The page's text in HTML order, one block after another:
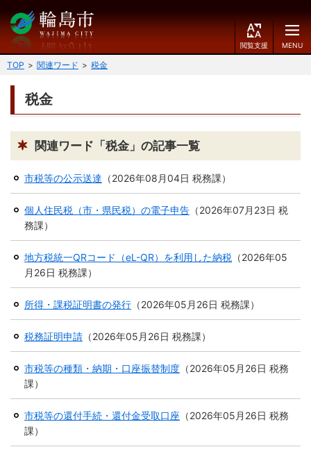
閲
覧
E
黒
青
ふりがなをつける
言語を変更する
E
g
l
s
简
体
中
文
繁
体
中
文
국
어
くらしのガイド
届出・登録・証明 保険・年金・介護
福祉 健康・予防
住宅・インフラ
消費生活 輪島市ケーブルテレビ
移住・定住
事業者の方へ
税 入札・契約
都市整備
観光・文化
TOP 関連ワード 税金
税金
関連ワード「税金」の記事一覧
市税等の公示送達 （2026年08月04日 税務課）
個人住民税（市・県民税）の電子申告 （2026年07月23日 税
務課）
地方税統一QRコード（eL-QR）を利用した納税 （2026年05
月26日 税務課）
所得・課税証明書の発行 （2026年05月26日 税務課）
税務証明申請 （2026年05月26日 税務課）
市税等の種類・納期・口座振替制度 （2026年05月26日 税務
課）
市税等の還付手続・還付金受取口座 （2026年05月26日 税務
課）